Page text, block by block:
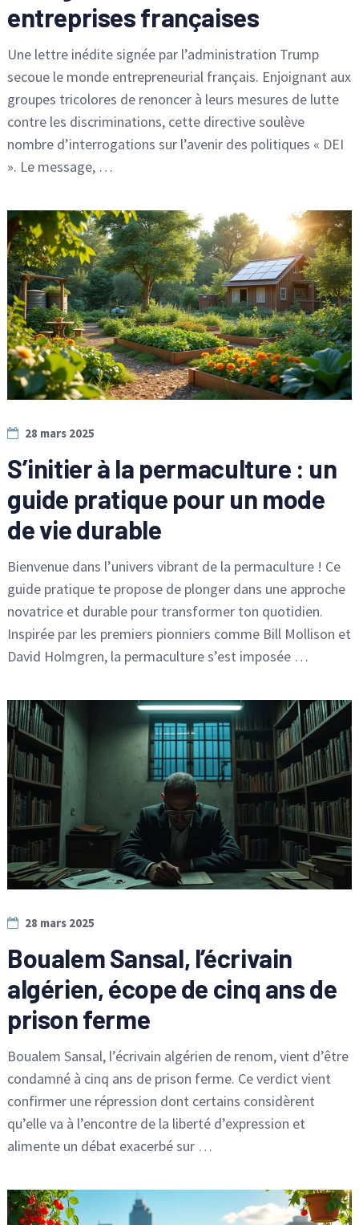
entreprises françaises
Une lettre inédite signée par l’administration Trump
secoue le monde entrepreneurial français. Enjoignant aux
groupes tricolores de renoncer à leurs mesures de lutte
contre les discriminations, cette directive soulève
nombre d’interrogations sur l’avenir des politiques « DEI
». Le message, …
28 mars 2025
S’initier à la permaculture : un
guide pratique pour un mode
de vie durable
Bienvenue dans l’univers vibrant de la permaculture ! Ce
guide pratique te propose de plonger dans une approche
novatrice et durable pour transformer ton quotidien.
Inspirée par les premiers pionniers comme Bill Mollison et
David Holmgren, la permaculture s’est imposée …
28 mars 2025
Boualem Sansal, l’écrivain
algérien, écope de cinq ans de
prison ferme
Boualem Sansal, l’écrivain algérien de renom, vient d’être
condamné à cinq ans de prison ferme. Ce verdict vient
confirmer une répression dont certains considèrent
qu’elle va à l’encontre de la liberté d’expression et
alimente un débat exacerbé sur …